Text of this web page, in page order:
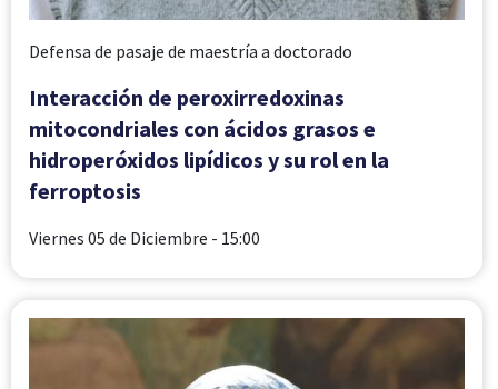
Defensa de pasaje de maestría a doctorado
Interacción de peroxirredoxinas
mitocondriales con ácidos grasos e
hidroperóxidos lipídicos y su rol en la
ferroptosis
Viernes 05 de Diciembre - 15:00